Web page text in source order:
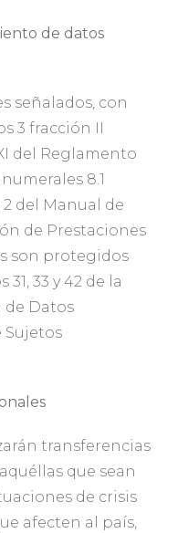
de datos
señalados, con
3 fracción II
del Reglamento
8.1
2 del Manual de
de Prestaciones
son protegidos
33 y 42 de la
de Datos
Sujetos
transferencias
que sean
de crisis
afecten al país,